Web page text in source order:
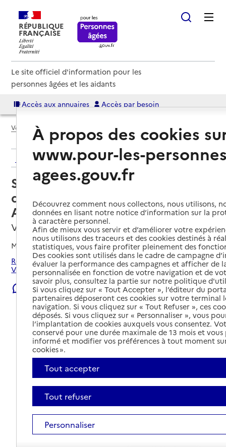
RÉPUBLIQUE
FRANÇAISE
Le site officiel d'information pour les
personnes âgées et les aidants
Accès aux annuaires Accès par besoin
Voir le fil d’Ariane
Retour aux résultats de l'annuaire
Service de soins infirmiers à
domicile – SSIAD - Association
Aide aux Familles
Valréas, VAUCLUSE
Mis à jour le06/08/2026
Rechercher les établissements et services autour de
Valréas.
Signaler une erreur
À propos des cookies
www.pour-les-
agees.gouv.fr
Découvrez comment nous collectons, nous utilisons,
données en lisant notre notice d’information sur la
à caractère personnel.
Afin de mieux vous servir et d’améliorer votre
nous utilisons des traceurs et des cookies destinés à
statistiques, vous faire profiter pleinement des
Des cookies sont utilisés dans le cadre de campagne
évaluer la performance des campagnes et afficher de
personnalisée en fonction de votre navigation et de
savoir plus, consultez la partie sur notre politique
Si vous cliquez sur « Tout Accepter », l’éditeur du
partenaires déposeront ces cookies sur votre terminal
navigation. Si vous cliquez sur « Tout Refuser », ces
déposés. Si vous cliquez sur « Personnaliser », vous
l’implantation de cookies auxquels vous consentez.
conservé pour une durée maximale de 13 mois et
informé et modifier vos préférences à tout moment
cookies ».
Tout accepter
Tout refuser
Personnaliser